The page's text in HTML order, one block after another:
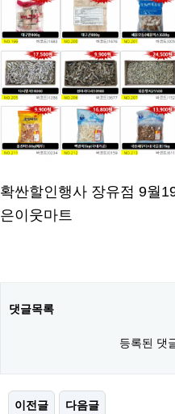
확싼할인행사 장유점 9월
은이웃마트
댓글목록
등록된 댓
이전글 다음글